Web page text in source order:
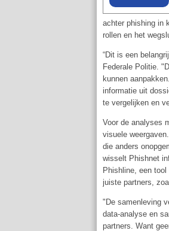
achter phishing in
rollen en het
“Dit is een
Federale Politie.
kunnen
informatie uit
te vergelijken en
Voor de analyses
visuele
die anders
wisselt Phishnet
Phishline, een
juiste partners,
"De samenleving
data-analyse en
partners. Want